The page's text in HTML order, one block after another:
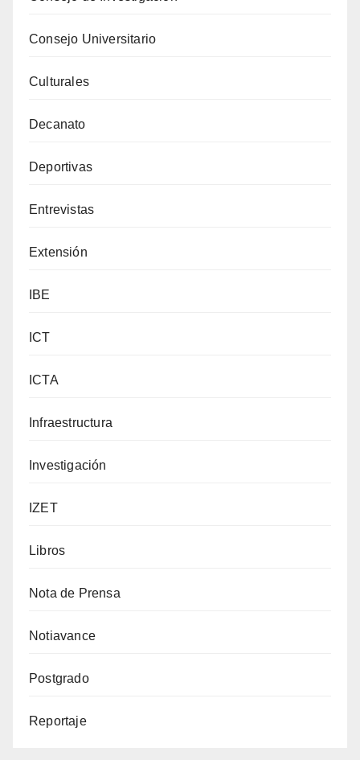
Consejo Universitario
Culturales
Decanato
Deportivas
Entrevistas
Extensión
IBE
ICT
ICTA
Infraestructura
Investigación
IZET
Libros
Nota de Prensa
Notiavance
Postgrado
Reportaje